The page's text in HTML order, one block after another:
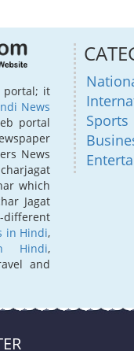
portal; it
News
portal
News
which
Jagat
in Hindi,
Hindi,
and
Sports